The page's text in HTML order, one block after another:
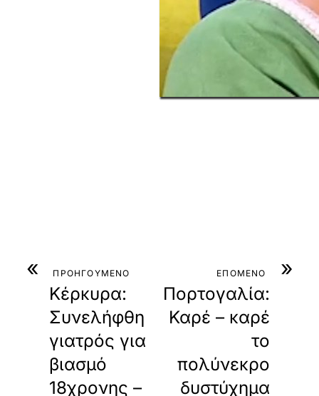
« ΠΡΟΗΓΟΥΜΕΝΟ
Κέρκυρα:
Συνελήφθη
γιατρός για
βιασμό
18χρονης –
»
ΕΠΟΜΕΝΟ
Πορτογαλία:
Καρέ – καρέ
το
πολύνεκρο
δυστύχημα